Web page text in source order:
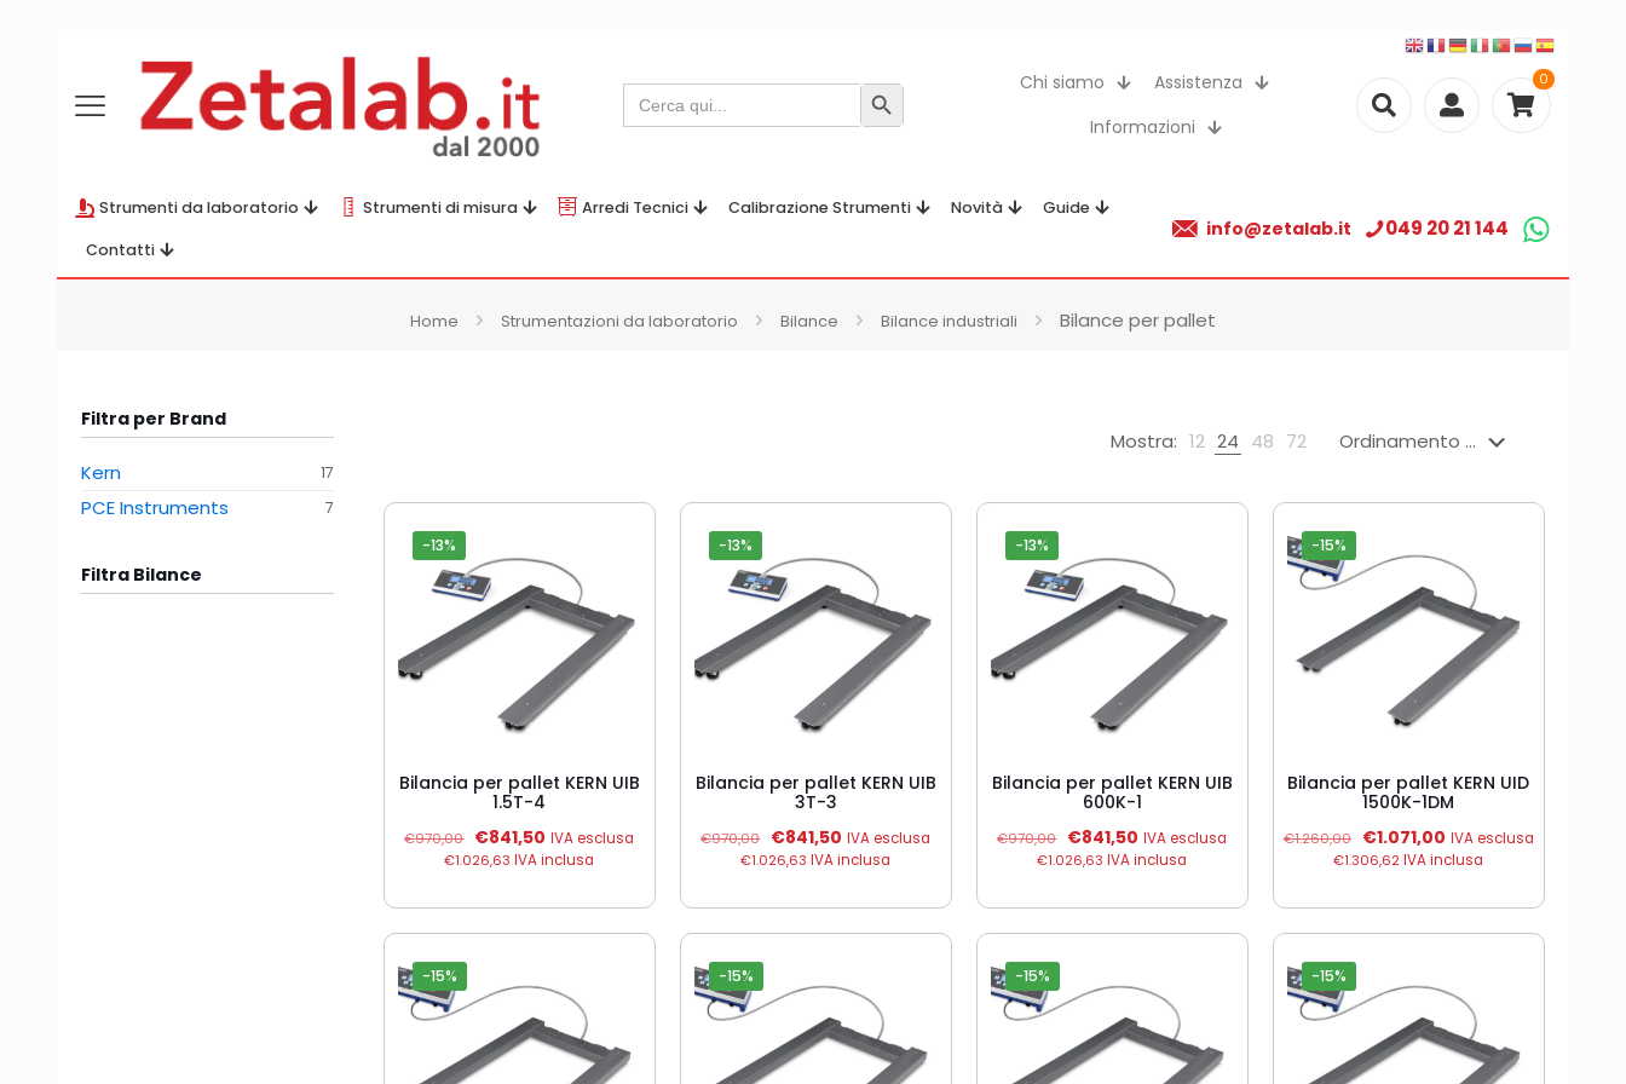
Search
for: Search Button
Chi siamo
Assistenza
Informazioni
0
Strumenti da laboratorio Strumenti di misura Arredi Tecnici Calibrazione Strumenti Novità Guide
Contatti
info@zetalab.it 049 20 21 144
Home Strumentazioni da laboratorio Bilance Bilance industriali Bilance per pallet
Mostra: 12 24 48 72
-13%
Bilancia per pallet KERN UIB
1.5T-4
€970,00 Il
prezzo
€841,50 Il
prezzo
IVA esclusa
€1.026,63 IVA inclusa
-13%
Bilancia per pallet KERN UIB
3T-3
€970,00 Il
prezzo
€841,50 Il
prezzo
IVA esclusa
€1.026,63 IVA inclusa
-13%
Bilancia per pallet KERN UIB
600K-1
€970,00 Il
prezzo
€841,50 Il
prezzo
IVA esclusa
€1.026,63 IVA inclusa
-15%
Bilancia per pallet KERN UID
1500K-1DM
€1.260,00
Il
prezzo
€1.071,00Il
prezzo
IVA esclusa
€1.306,62IVA inclusa
-15% -15% -15% -15%
Filtra per Brand
Kern 17
PCE Instruments 7
Filtra Bilance